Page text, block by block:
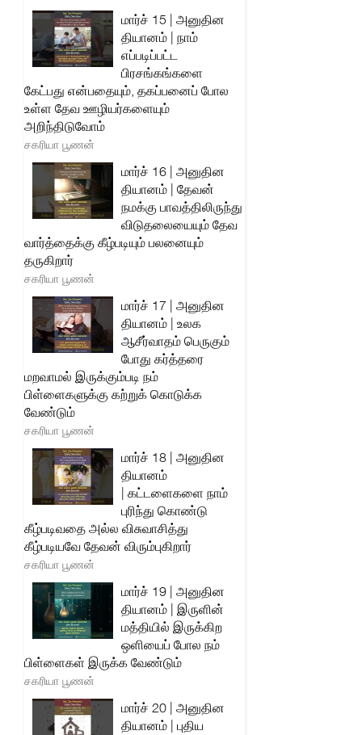
மார்ச் 15 | அனுதின
தியானம் | நாம்
எப்படிப்பட்ட
பிரசங்கங்களை
கேட்பது என்பதையும், தகப்பனைப் போல
உள்ள தேவ ஊழியர்களையும்
அறிந்திடுவோம்
சகரியா பூணன்
மார்ச் 16 | அனுதின
தியானம் | தேவன்
நமக்கு பாவத்திலிருந்து
விடுதலையையும் தேவ
வார்த்தைக்கு கீழ்படியும் பலனையும்
தருகிறார்
சகரியா பூணன்
மார்ச் 17 | அனுதின
தியானம் | உலக
ஆசீர்வாதம் பெருகும்
போது கர்த்தரை
மறவாமல் இருக்கும்படி நம்
பிள்ளைகளுக்கு கற்றுக் கொடுக்க
வேண்டும்
சகரியா பூணன்
மார்ச் 18 | அனுதின
தியானம்
| கட்டளைகளை நாம்
புரிந்து கொண்டு
கீழ்படிவதை அல்ல விசுவாசித்து
கீழ்படியவே தேவன் விரும்புகிறார்
சகரியா பூணன்
மார்ச் 19 | அனுதின
தியானம் | இருளின்
மத்தியில் இருக்கிற
ஒளியைப் போல நம்
பிள்ளைகள் இருக்க வேண்டும்
சகரியா பூணன்
மார்ச் 20 | அனுதின
தியானம் | புதிய